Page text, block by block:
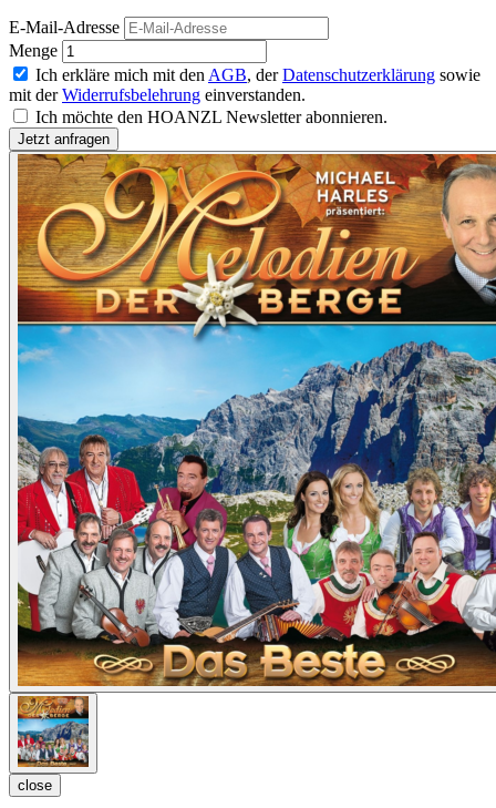
E-Mail-Adresse
Menge
Ich erkläre mich mit den AGB, derDatenschutzerklärung sowie
mit derWiderrufsbelehrung einverstanden.
Ich möchte den HOANZL Newsletter abonnieren.
close